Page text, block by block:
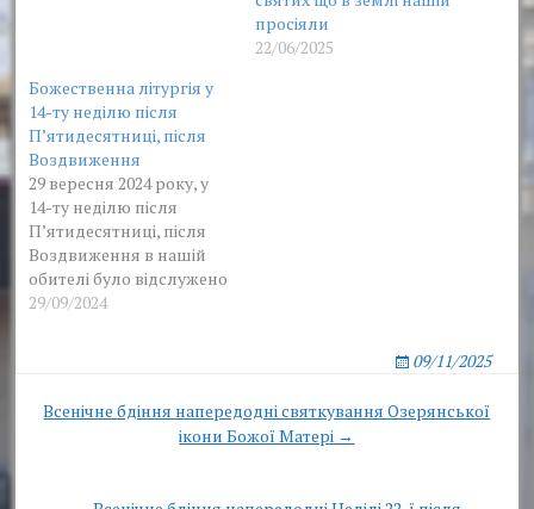
просіяли
22/06/2025
Божественна літургія у
14-ту неділю після
П’ятидесятниці, після
Воздвиження
29 вересня 2024 року, у
14-ту неділю після
П’ятидесятниці, після
Воздвиження в нашій
обителі було відслужено
дві Божественні літургії.
співслужінні братії. На
сугубой єктенії, після
29/09/2024
09/11/2025
Post
Всенічне бдіння напередодні святкування Озерянської
ікони Божої Матері →